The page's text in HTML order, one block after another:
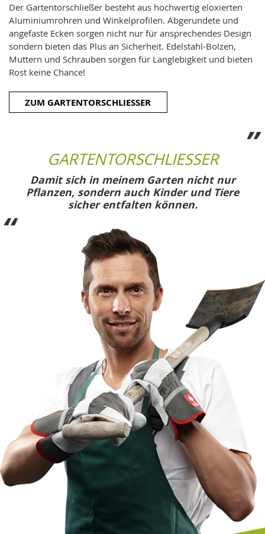
Der Gartentorschließer besteht aus hochwertig eloxierten
Aluminiumrohren und Winkelprofilen. Abgerundete und
angefaste Ecken sorgen nicht nur für ansprechendes Design
sondern bieten das Plus an Sicherheit. Edelstahl-Bolzen,
Muttern und Schrauben sorgen für Langlebigkeit und bieten
Rost keine Chance!
ZUM GARTENTORSCHLIESSER
GARTENTORSCHLIESSER
Damit sich in meinem Garten nicht nur
Pflanzen, sondern auch Kinder und Tiere
sicher entfalten können.